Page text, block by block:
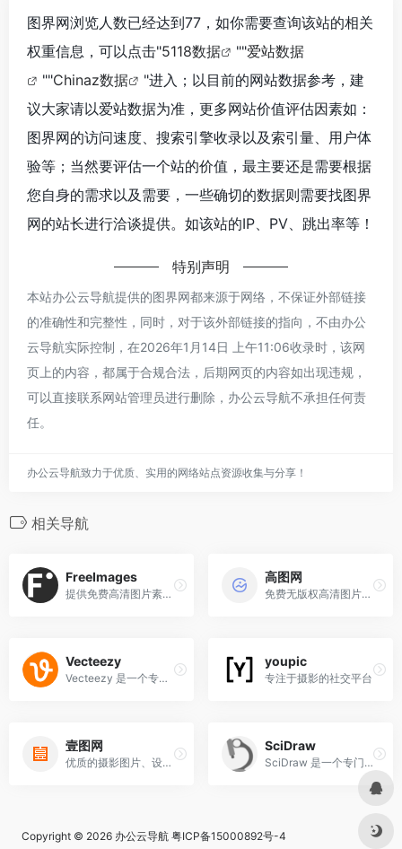
图界网浏览人数已经达到77，如你需要查询该站的相关
权重信息，可以点击"5118数据 ""爱站数据
""Chinaz数据
"进入；以目前的网站数据参考，建
议大家请以爱站数据为准，更多网站价值评估因素如：
图界网的访问速度、搜索引擎收录以及索引量、用户体
验等；当然要评估一个站的价值，最主要还是需要根据
您自身的需求以及需要，一些确切的数据则需要找图界
网的站长进行洽谈提供。如该站的IP、PV、跳出率等！
特别声明
本站办公云导航提供的图界网都来源于网络，不保证外部链接
的准确性和完整性，同时，对于该外部链接的指向，不由办公
云导航实际控制，在2026年1月14日 上午11:06收录时，该网
页上的内容，都属于合规合法，后期网页的内容如出现违规，
可以直接联系网站管理员进行删除，办公云导航不承担任何责
任。
办公云导航致力于优质、实用的网络站点资源收集与分享！
相关导航
FreeImages
提供免费高清图片素材的网站
高图网
免费无版权高清图片下载
Vecteezy
Vecteezy 是一个专注于提供高质量矢量图形、图片和视频素材的在线平台，适用于个人和商业用途。
youpic
专注于摄影的社交平台
壹图网
优质的摄影图片、设计素材、创意图片、矢量图片等商业正版图片
SciDraw
SciDraw 是一个专门为科学研究和学术写作提供高质量插图素材的网站
Copyright © 2026 办公云导航 粤ICP备15000892号-4